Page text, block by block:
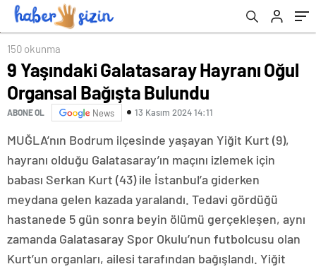
150 okunma
9 Yaşındaki Galatasaray Hayranı Oğul
Organsal Bağışta Bulundu
ABONE OL News 13 Kasım 2024 14:11
MUĞLA’nın Bodrum ilçesinde yaşayan Yiğit Kurt (9),
hayranı olduğu Galatasaray’ın maçını izlemek için
babası Serkan Kurt (43) ile İstanbul’a giderken
meydana gelen kazada yaralandı. Tedavi gördüğü
hastanede 5 gün sonra beyin ölümü gerçekleşen, aynı
zamanda Galatasaray Spor Okulu’nun futbolcusu olan
Kurt’un organları, ailesi tarafından bağışlandı. Yiğit